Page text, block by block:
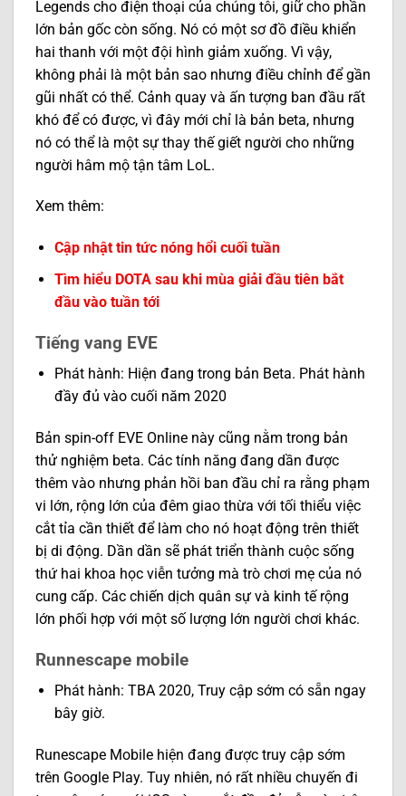
Legends cho điện thoại của chúng tôi, giữ cho phần
lớn bản gốc còn sống. Nó có một sơ đồ điều khiển
hai thanh với một đội hình giảm xuống. Vì vậy,
không phải là một bản sao nhưng điều chỉnh để gần
gũi nhất có thể. Cảnh quay và ấn tượng ban đầu rất
khó để có được, vì đây mới chỉ là bản beta, nhưng
nó có thể là một sự thay thế giết người cho những
người hâm mộ tận tâm LoL.
Xem thêm:
Cập nhật tin tức nóng hổi cuối tuần
Tìm hiểu DOTA sau khi mùa giải đầu tiên bắt
đầu vào tuần tới
Tiếng vang EVE
Phát hành: Hiện đang trong bản Beta. Phát hành
đầy đủ vào cuối năm 2020
Bản spin-off EVE Online này cũng nằm trong bản
thử nghiệm beta. Các tính năng đang dần được
thêm vào nhưng phản hồi ban đầu chỉ ra rằng phạm
vi lớn, rộng lớn của đêm giao thừa với tối thiểu việc
cắt tỉa cần thiết để làm cho nó hoạt động trên thiết
bị di động. Dần dần sẽ phát triển thành cuộc sống
thứ hai khoa học viễn tưởng mà trò chơi mẹ của nó
cung cấp. Các chiến dịch quân sự và kinh tế rộng
lớn phối hợp với một số lượng lớn người chơi khác.
Runnescape mobile
Phát hành: TBA 2020, Truy cập sớm có sẵn ngay
bây giờ.
Runescape Mobile hiện đang được truy cập sớm
trên Google Play. Tuy nhiên, nó rất nhiều chuyến đi